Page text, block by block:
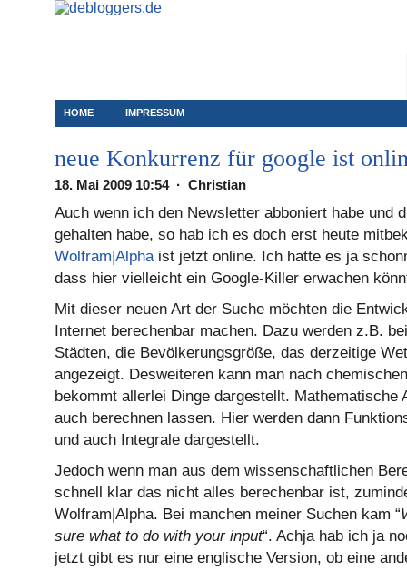
HOME IMPRESSUM
neue Konkurrenz für google ist
18. Mai 2009 10:54 · Christian
Auch wenn ich den Newsletter abboniert habe und
gehalten habe, so hab ich es doch erst heute
Wolfram|Alphaist jetzt online. Ich hatte es ja
dass hier vielleicht ein Google-Killer erwachen
Mit dieser neuen Art der Suche möchten die
Internet berechenbar machen. Dazu werden z.B.
Städten, die Bevölkerungsgröße, das derzeitige
angezeigt. Desweiteren kann man nach
bekommt allerlei Dinge dargestellt. Mathematische
auch berechnen lassen. Hier werden dann
und auch Integrale dargestellt.
Jedoch wenn man aus dem wissenschaftlichen
schnell klar das nicht alles berechenbar ist,
Wolfram|Alpha. Bei manchen meiner Suchen kam “
sure what to do with your input“. Achja hab ich ja
jetzt gibt es nur eine englische Version, ob eine